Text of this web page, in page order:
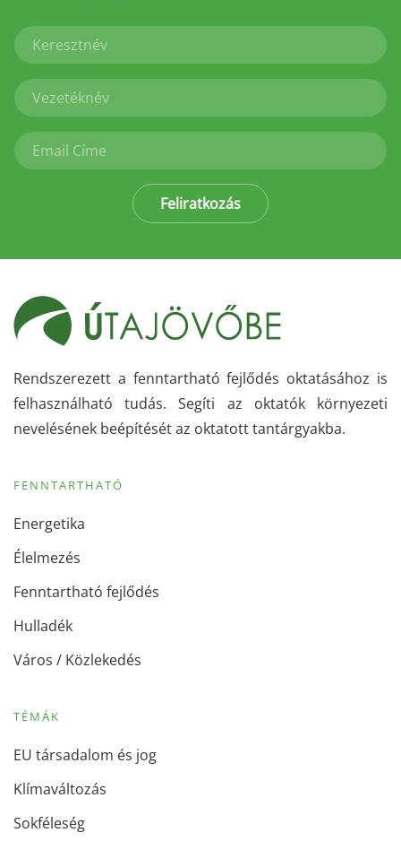
Feliratkozás
Rendszerezett a fenntartható fejlődés oktatásához is
felhasználható tudás. Segíti az oktatók környezeti
nevelésének beépítését az oktatott tantárgyakba.
FENNTARTHATÓ
Energetika
Élelmezés
Fenntartható fejlődés
Hulladék
Város / Közlekedés
TÉMÁK
EU társadalom és jog
Klímaváltozás
Sokféleség